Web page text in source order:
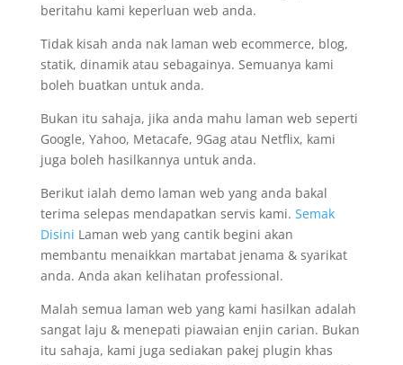
beritahu kami keperluan web anda.
Tidak kisah anda nak laman web ecommerce, blog,
statik, dinamik atau sebagainya. Semuanya kami
boleh buatkan untuk anda.
Bukan itu sahaja, jika anda mahu laman web seperti
Google, Yahoo, Metacafe, 9Gag atau Netflix, kami
juga boleh hasilkannya untuk anda.
Berikut ialah demo laman web yang anda bakal
terima selepas mendapatkan servis kami. Semak
Disini Laman web yang cantik begini akan
membantu menaikkan martabat jenama & syarikat
anda. Anda akan kelihatan professional.
Malah semua laman web yang kami hasilkan adalah
sangat laju & menepati piawaian enjin carian. Bukan
itu sahaja, kami juga sediakan pakej plugin khas